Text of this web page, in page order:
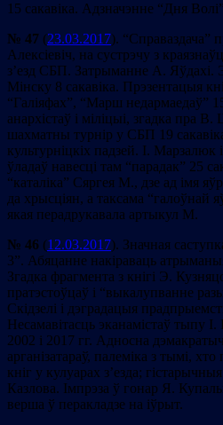
15 сакавіка. Адзначэнне “Дня
№ 47 (23.03.2017). “Справаздача”
Алексіевіч, на сустрэчу з
з’езд СБП. Затрыманне А. Яўдахі.
Мінску 8 сакавіка. Прэзентацыя
“Галіяфах”, “Марш недармаедаў”
анархістаў і міліцыі, згадка пра
шахматны турнір у СБП 19
культурніцкіх падзей. І.
ўладаў навесці там “парадак” 25
“каталіка” Сяргея М., дзе ад імя
да хрысціян, а таксама “галоўнай
якая перадрукавала артыкул М.
№ 46 (12.03.2017). Значная
3”. Абяцанне накіраваць
Згадка фрагмента з кнігі Э.
пратэстоўцаў і “выкалупванне
Скідзелі і дэградацыя
Несамавітасць эканамістаў тыпу
2002 і 2017 гг. Адносна
арганізатараў, палеміка з тымі,
кніг у кулуарах з’езда;
Казлова. Імпрэза ў гонар Я.
верша ў перакладзе на іўрыт.